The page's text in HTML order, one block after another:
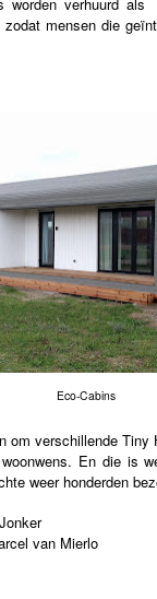
mensen die
Eco-Cabins
om verschillende
En die is
weer honderden
van Mierlo